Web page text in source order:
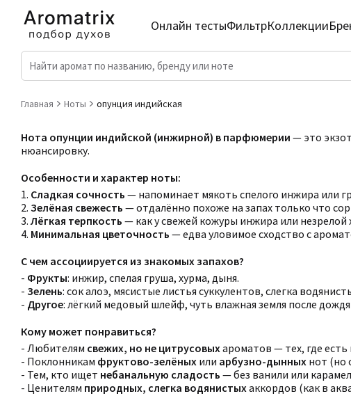
Онлайн тестыФильтрКоллекции
Главная Ноты опунция индийская
Нота опунции индийской (инжирной) в парфюмерии — это
нюансировку.
Особенности и характер ноты:
1. Сладкая сочность — напоминает мякоть спелого инжира или
2. Зелёная свежесть — отдалённо похоже на запах только что
3. Лёгкая терпкость — как у свежей кожуры инжира или незрелой
4. Минимальная цветочность — едва уловимое сходство с
С чем ассоциируется из знакомых запахов?
- Фрукты: инжир, спелая груша, хурма, дыня.
- Зелень: сок алоэ, мясистые листья суккулентов, слегка
- Другое: лёгкий медовый шлейф, чуть влажная земля после
Кому может понравиться?
- Любителям свежих, но не цитрусовыхароматов — тех, где есть
- Поклонникам фруктово-зелёных или арбузно-дынных нот (но
- Тем, кто ищет небанальную сладость — без ванили или
- Ценителям природных, слегка водянистыхаккордов (как в